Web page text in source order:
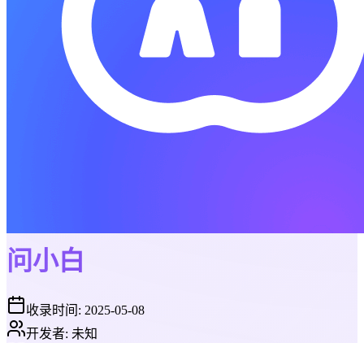
问小白
收录时间: 2025-05-08
开发者: 未知